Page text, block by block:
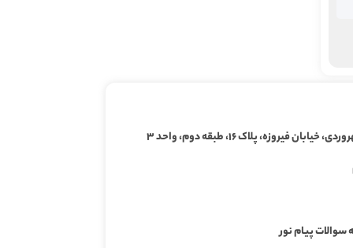
فیروزه، پلاک ۱۶، طبقه دوم، واحد ۳
سوالات پیام نور